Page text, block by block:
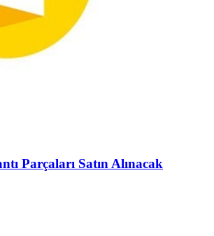
Parçaları Satın Alınacak